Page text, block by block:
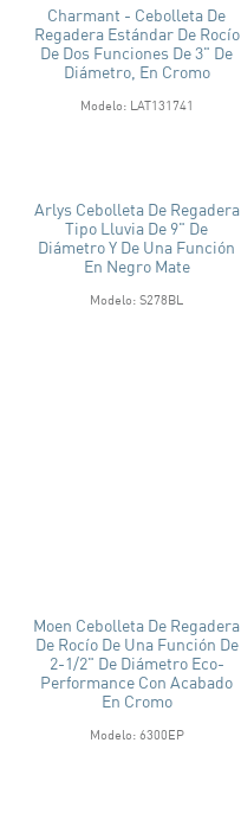
Charmant - Cebolleta De
Regadera Estándar De Rocío
De Dos Funciones De 3" De
Diámetro, En Cromo
Modelo: LAT131741
Arlys Cebolleta De Regadera
Tipo Lluvia De 9" De
Diámetro Y De Una Función
En Negro Mate
Modelo: S278BL
Moen Cebolleta De Regadera
De Rocío De Una Función De
2-1/2" De Diámetro Eco-
Performance Con Acabado
En Cromo
Modelo: 6300EP